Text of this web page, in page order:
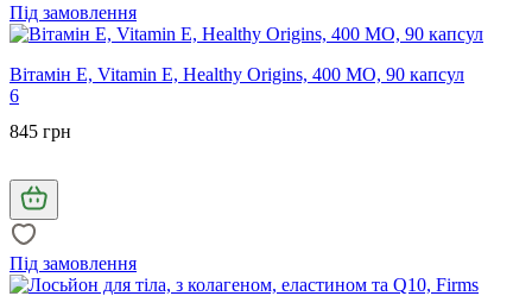
Під замовлення
Вітамін Е, Vitamin E, Healthy Origins, 400 МО, 90 капсул
6
845 грн
Під замовлення